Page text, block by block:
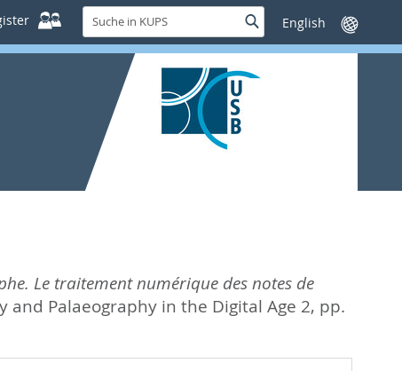
Suche
in
KUPS
SucheSprache
wechseln
Le traitement numérique des notes de
Palaeography in the Digital Age 2, pp.